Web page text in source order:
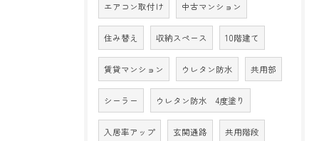
エアコン取付け 中古マンション
住み替え 収納スペース 10階建て
賃貸マンション ウレタン防水 共用部
シーラー ウレタン防水 4度塗り
入居率アップ 玄関通路 共用階段